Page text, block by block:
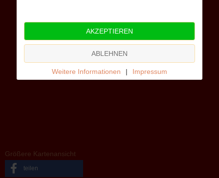
Größere Kartenansicht
teilen
AKZEPTIEREN
ABLEHNEN
Weitere Informationen | Impressum